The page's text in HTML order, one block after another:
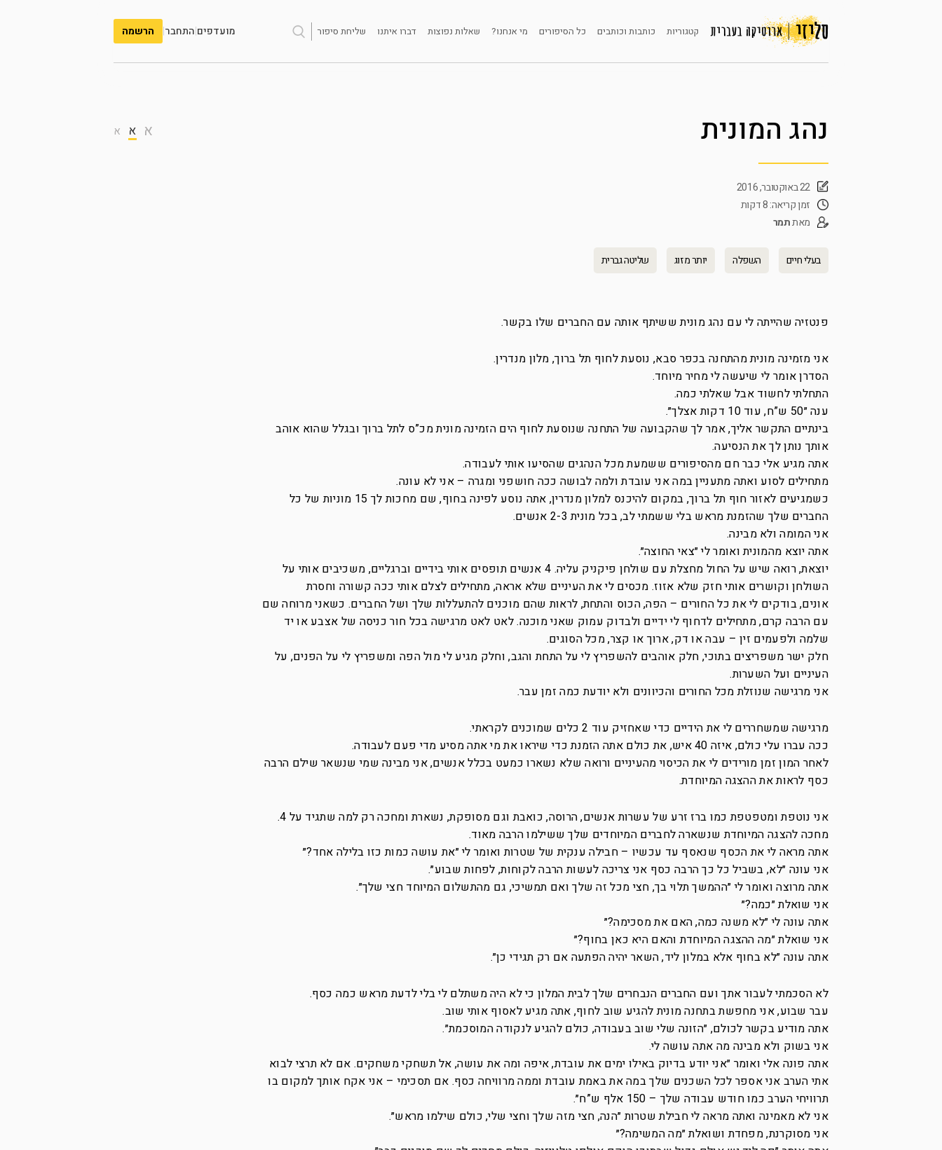
קטגוריות כותבות וכותבים כל הסיפורים מי אנחנו? שאלות נפוצות דברו איתנו שליחת סיפור מועדפים|התחבר| הרשמה
נהג המונית א א א
22 באוקטובר, 2016
זמן קריאה: 8 דקות
מאתתמר
בעלי חיים השפלה יותר מזוג שליטה גברית
פנטזיה שהייתה לי עם נהג מונית ששיתף אותה עם החברים שלו בקשר.
אני מזמינה מונית מהתחנה בכפר סבא, נוסעת לחוף תל ברוך, מלון מנדרין.
הסדרן אומר לי שיעשה לי מחיר מיוחד.
התחלתי לחשוד אבל שאלתי כמה.
ענה ״50 ש”ח, עוד 10 דקות אצלך״.
בינתיים התקשר אליך, אמר לך שהקבועה של התחנה שנוסעת לחוף הים הזמינה מונית מכ”ס לתל ברוך ובגלל שהוא אוהב
אותך נותן לך את הנסיעה.
אתה מגיע אלי כבר חם מהסיפורים ששמעת מכל הנהגים שהסיעו אותי לעבודה.
מתחילים לסוע ואתה מתעניין במה אני עובדת ולמה לבושה ככה חושפני ומגרה – אני לא עונה.
כשמגיעים לאזור חוף תל ברוך, במקום להיכנס למלון מנדרין, אתה נוסע לפינה בחוף, שם מחכות לך 15 מוניות של כל
החברים שלך שהזמנת מראש בלי ששמתי לב, בכל מונית 2-3 אנשים.
אני המומה ולא מבינה.
אתה יוצא מהמונית ואומר לי ״צאי החוצה״.
יוצאת, רואה שיש על החול מחצלת עם שולחן פיקניק עליה. 4 אנשים תופסים אותי בידיים וברגליים, משכיבים אותי על
השולחן וקושרים אותי חזק שלא אזוז. מכסים לי את העיניים שלא אראה, מתחילים לצלם אותי ככה קשורה וחסרת
אונים, בודקים לי את כל החורים – הפה, הכוס והתחת, לראות שהם מוכנים להתעללות שלך ושל החברים. כשאני מרוחה שם
עם הרבה קרם, מתחילים לדחוף לי ידיים ולבדוק עמוק שאני מוכנה. לאט לאט מרגישה בכל חור כניסה של אצבע או יד
שלמה ולפעמים זין – עבה או דק, ארוך או קצר, מכל הסוגים.
חלק ישר משפריצים בתוכי, חלק אוהבים להשפריץ לי על התחת והגב, וחלק מגיע לי מול הפה ומשפריץ לי על הפנים, על
העיניים ועל השערות.
אני מרגישה שנוזלת מכל החורים והכיוונים ולא יודעת כמה זמן עבר.
מרגישה שמשחררים לי את הידיים כדי שאחזיק עוד 2 כלים שמוכנים לקראתי.
ככה עברו עלי כולם, איזה 40 איש, את כולם אתה הזמנת כדי שיראו את מי אתה מסיע מדי פעם לעבודה.
לאחר המון זמן מורידים לי את הכיסוי מהעיניים ורואה שלא נשארו כמעט בכלל אנשים, אני מבינה שמי שנשאר שילם הרבה
כסף לראות את ההצגה המיוחדת.
אני נוטפת ומטפטפת כמו ברז זרע של עשרות אנשים, הרוסה, כואבת וגם מסופקת, נשארת ומחכה רק למה שתגיד על 4.
מחכה להצגה המיוחדת שנשארה לחברים המיוחדים שלך ששילמו הרבה מאוד.
אתה מראה לי את הכסף שנאסף עד עכשיו – חבילה ענקית של שטרות ואומר לי ״את עושה כמות כזו בלילה אחד?״
אני עונה ״לא, בשביל כל כך הרבה כסף אני צריכה לעשות הרבה לקוחות, לפחות שבוע״.
אתה מרוצה ואומר לי ״ההמשך תלוי בך, חצי מכל זה שלך ואם תמשיכי, גם מהתשלום המיוחד חצי שלך״.
אני שואלת ״כמה?״
אתה עונה לי ״לא משנה כמה, האם את מסכימה?״
אני שואלת ״מה ההצגה המיוחדת והאם היא כאן בחוף?״
אתה עונה ״לא בחוף אלא במלון ליד, השאר יהיה הפתעה אם רק תגידי כן״.
לא הסכמתי לעבור אתך ועם החברים הנבחרים שלך לבית המלון כי לא היה משתלם לי בלי לדעת מראש כמה כסף.
עבר שבוע, אני מחפשת בתחנה מונית להגיע שוב לחוף, אתה מגיע לאסוף אותי שוב.
אתה מודיע בקשר לכולם, ״הזונה שלי שוב בעבודה, כולם להגיע לנקודה המוסכמת״.
אני בשוק ולא מבינה מה אתה עושה לי.
אתה פונה אלי ואומר ״אני יודע בדיוק באילו ימים את עובדת, איפה ומה את עושה, אל תשחקי משחקים. אם לא תרצי לבוא
אתי הערב אני אספר לכל השכנים שלך במה את באמת עובדת וממה מרוויחה כסף. אם תסכימי – אני אקח אותך למקום בו
תרוויחי הערב כמו חודש עבודה שלך – 150 אלף ש”ח״.
אני לא מאמינה ואתה מראה לי חבילת שטרות ״הנה, חצי מזה שלך וחצי שלי, כולם שילמו מראש״.
אני מסוקרנת, מפחדת ושואלת ״מה המשימה?״